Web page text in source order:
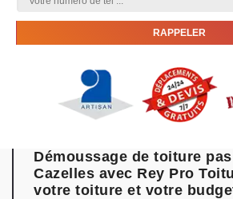
Démoussage de toiture
Cazelles avec Rey Pro
votre toiture et votre